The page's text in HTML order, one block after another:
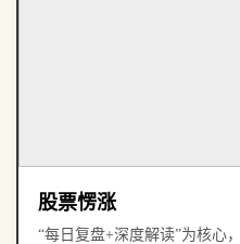
股票愣涨
“每日复盘+深度解读”为核心